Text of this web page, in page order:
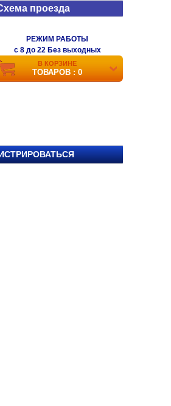
проезда
РЕЖИМ РАБОТЫ
c 8 до 22 Без выходных
В КОРЗИНЕ
ТОВАРОВ : 0